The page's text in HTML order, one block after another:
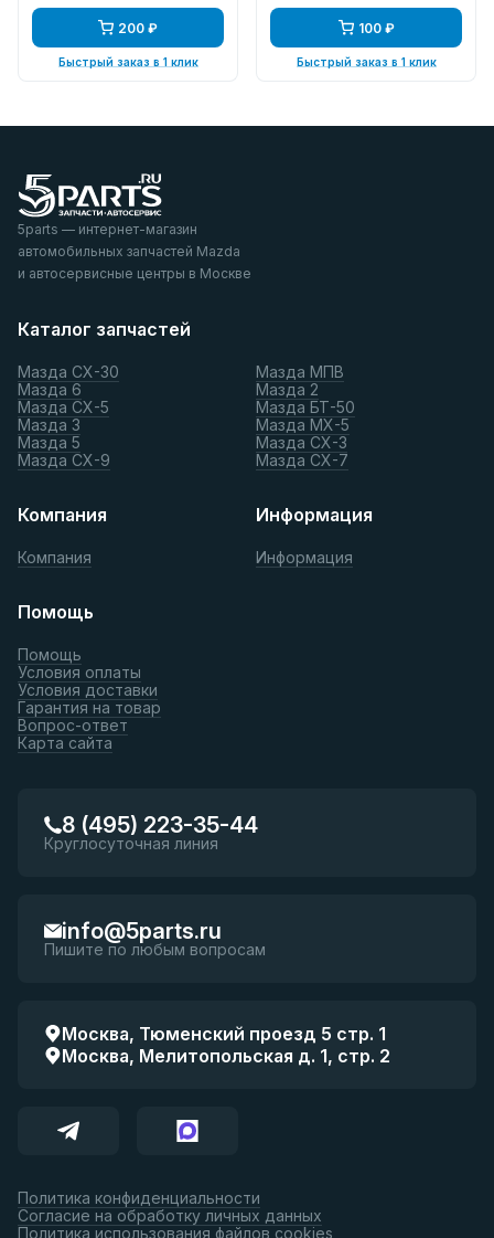
200 ₽
Быстрый заказ в 1 клик
100 ₽
Быстрый заказ в 1 клик
5parts — интернет-магазин
автомобильных запчастей Mazda
и автосервисные центры в Москве
Каталог запчастей
Мазда СХ-30
Мазда 6
Мазда СХ-5
Мазда 3
Мазда 5
Мазда СХ-9
Мазда МПВ
Мазда 2
Мазда БТ-50
Мазда МХ-5
Мазда СХ-3
Мазда СХ-7
Компания
Компания
Информация
Информация
Помощь
Помощь
Условия оплаты
Условия доставки
Гарантия на товар
Вопрос-ответ
Карта сайта
8 (495) 223-35-44
Круглосуточная линия
info@5parts.ru
Пишите по любым вопросам
Москва, Тюменский проезд 5 стр. 1
Москва, Мелитопольская д. 1, стр. 2
Политика конфиденциальности
Согласие на обработку личных данных
Политика использования файлов cookies